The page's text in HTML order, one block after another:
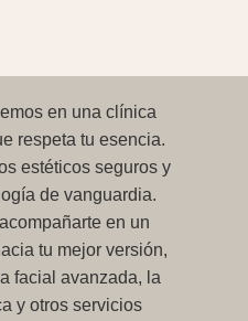
en una clínica
respeta tu esencia.
estéticos seguros y
de vanguardia.
en un
tu mejor versión,
facial avanzada, la
y otros servicios